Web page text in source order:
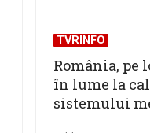
TVRINFO
România, pe
în lume la
sistemului